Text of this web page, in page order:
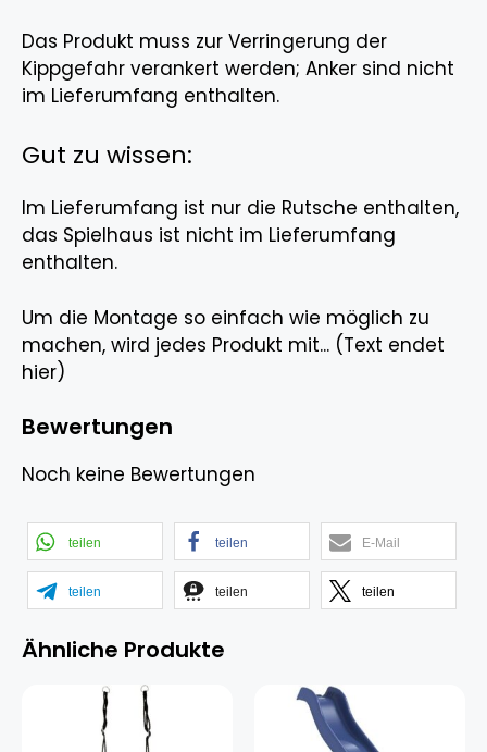
Das Produkt muss zur Verringerung der
Kippgefahr verankert werden; Anker sind nicht
im Lieferumfang enthalten.
Gut zu wissen:
Im Lieferumfang ist nur die Rutsche enthalten,
das Spielhaus ist nicht im Lieferumfang
enthalten.
Um die Montage so einfach wie möglich zu
machen, wird jedes Produkt mit... (Text endet
hier)
Bewertungen
Noch keine Bewertungen
teilen teilen E-Mail
teilen teilen teilen
Ähnliche Produkte